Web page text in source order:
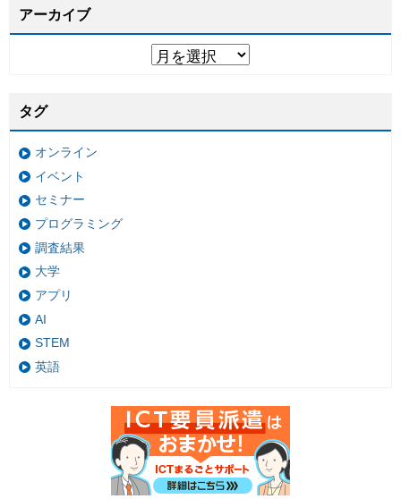
アーカイブ
タグ
オンライン
イベント
セミナー
プログラミング
調査結果
大学
アプリ
AI
STEM
英語